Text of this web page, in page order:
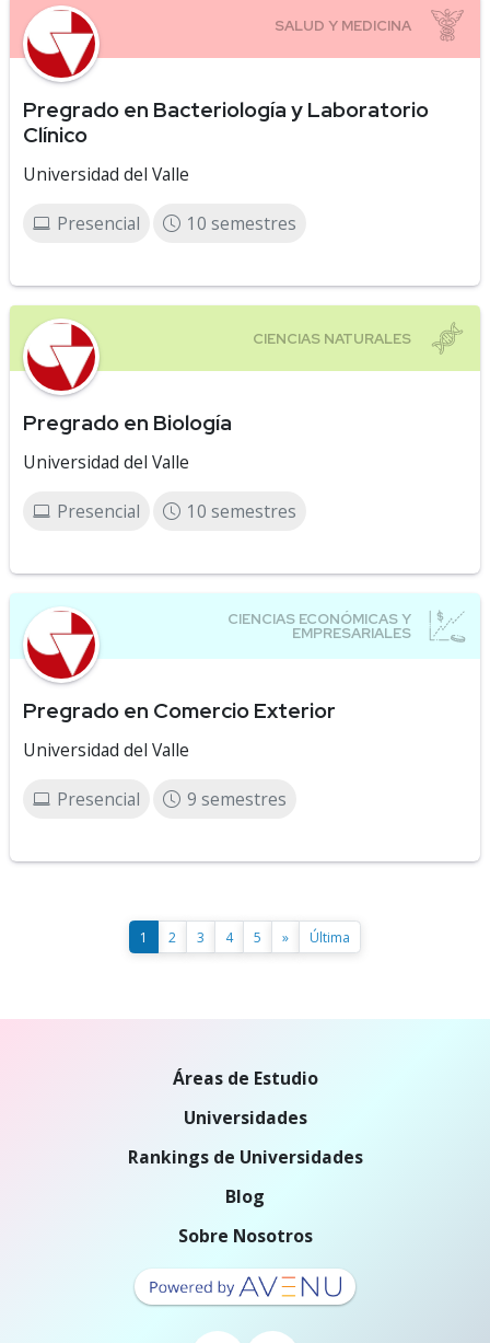
Pregrado en Bacteriología y Laboratorio
Clínico
Universidad del Valle
Presencial 10 semestres
Pregrado en Biología
Universidad del Valle
Presencial 10 semestres
Pregrado en Comercio Exterior
Universidad del Valle
Presencial 9 semestres
1 2 3 4 5 » Última
Áreas de Estudio
Universidades
Rankings de Universidades
Blog
Sobre Nosotros